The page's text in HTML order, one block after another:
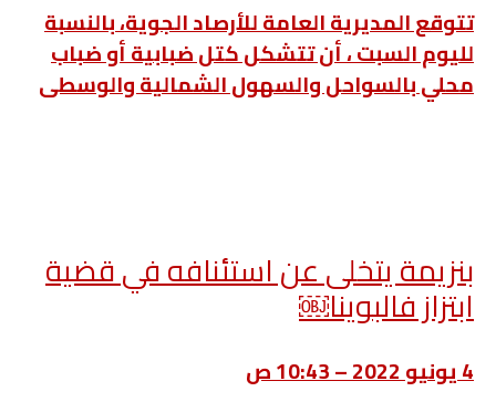
تتوقع المديرية العامة للأرصاد الجوية، بالنسبة
لليوم السبت ، أن تتشكل كتل ضبابية أو ضباب
محلي بالسواحل والسهول الشمالية والوسطى
بنزيمة يتخلى عن استئنافه في قضية
ابتزاز فالبوينا￼
4 يونيو 2022 – 10:43 ص